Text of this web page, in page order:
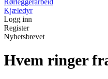
Rørleggerarbeid
Kjæledyr
Logg inn
Register
Nyhetsbrevet
Hvem ringer